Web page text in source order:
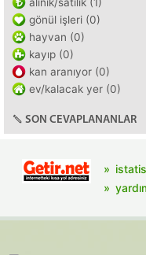
gönül işleri (0)
hayvan (0)
kayıp (0)
kan aranıyor (0)
ev/kalacak yer (0)
SON CEVAPLANANLAR